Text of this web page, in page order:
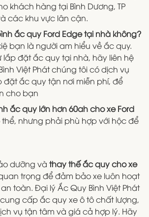
khách hàng tại Bình Dương, TP
các khu vực lân cận.
ắc quy Ford Edge tại nhà không?
bạn là người am hiểu về ắc quy.
lắp đặt ắc quy tại nhà, hãy liên hệ
Việt Phát chúng tôi có dịch vụ
ắc quy tận nơi miễn phí, để
cho bạn
ắc quy lớn hơn 60ah cho xe Ford
thể, nhưng phải phù hợp với hộc để
dưỡng và thay thế ắc quy cho xe
trọng để đảm bảo xe luôn hoạt
toàn. Đại lý Ắc Quy Bình Việt Phát
cấp ắc quy xe ô tô chất lượng,
vụ tận tâm và giá cả hợp lý. Hãy